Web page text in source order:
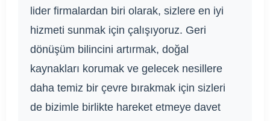
lider firmalardan biri olarak, sizlere en iyi
hizmeti sunmak için çalışıyoruz. Geri
dönüşüm bilincini artırmak, doğal
kaynakları korumak ve gelecek nesillere
daha temiz bir çevre bırakmak için sizleri
de bizimle birlikte hareket etmeye davet